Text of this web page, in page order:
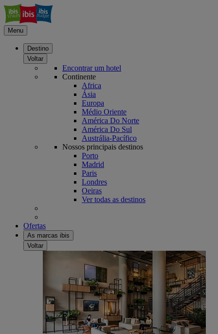
Menu
Destino
Voltar
Encontrar um hotel
Continente
Africa
Ásia
Europa
Médio Oriente
América Do Norte
América Do Sul
Austrália-Pacífico
Nossos principais destinos
Porto
Madrid
Paris
Londres
Oeiras
Ver todas as destinos
Ofertas
As marcas ibis
Voltar